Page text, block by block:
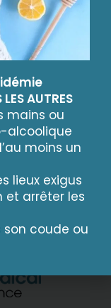
chirurgie de la
du
de Plongée
Ancien
interne des
francaise d’ORL
hôspitalier
[…]
AUTRES
mains ou
alcoolique
moins un
lieux exigus
et arrêter les
son coude ou